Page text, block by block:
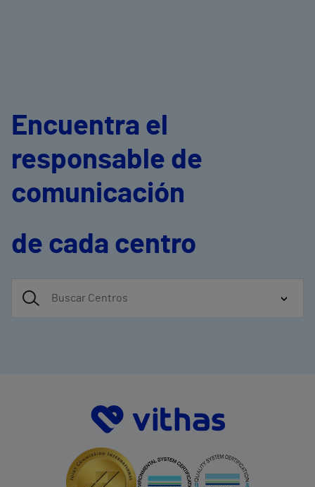
Encuentra el
responsable de
comunicación
de cada centro